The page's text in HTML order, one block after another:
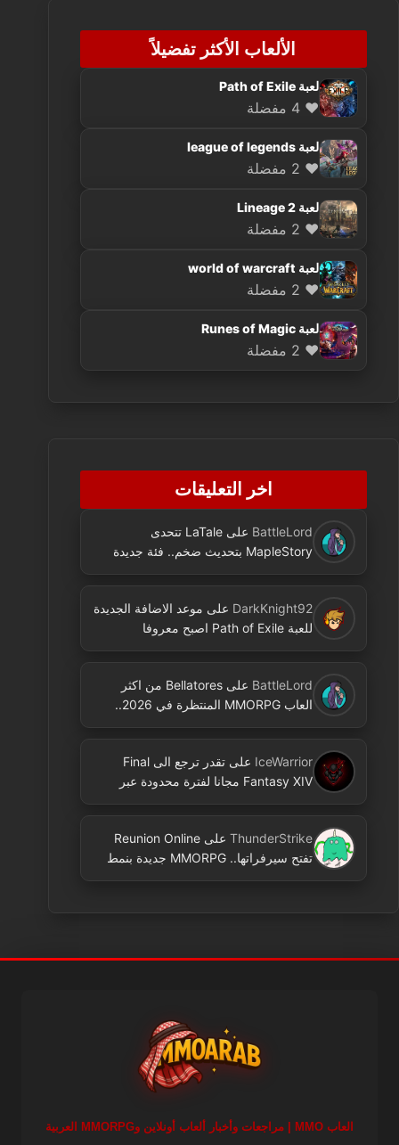
الألعاب الأكثر تفضيلاً
لعبة Path of Exile
❤️ 4 مفضلة
لعبة league of legends
❤️ 2 مفضلة
لعبة Lineage 2
❤️ 2 مفضلة
لعبة world of warcraft
❤️ 2 مفضلة
لعبة Runes of Magic
❤️ 2 مفضلة
اخر التعليقات
BattleLord على
LaTale تتحدى
MapleStory بتحديث ضخم.. فئة جديدة
DarkKnight92 على موعد الاضافة الجديدة
للعبة Path of Exile اصبح معروفا
BattleLord على
Bellatores من اكثر
العاب MMORPG المنتظرة في 2026..
النشر
IceWarrior على
تقدر ترجع الى Final
Fantasy XIV مجانا لفترة محدودة عبر
ThunderStrike على Reunion Online
تفتح سيرفراتها.. MMORPG جديدة بنمط
العاب MMO | مراجعات وأخبار ألعاب أونلاين وMMORPG العربية